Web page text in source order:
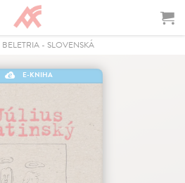
BELETRIA- SLOVENSKÁ
E-KNIHA